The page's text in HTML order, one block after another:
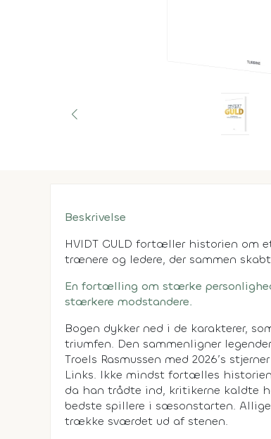
Beskrivelse
HVIDT GULD fortæller historien om
trænere og ledere, der sammen
En fortælling om stærke
stærkere modstandere.
Bogen dykker ned i de karakterer,
triumfen. Den sammenligner
Troels Rasmussen med 2026’s
Links. Ikke mindst fortælles
da han trådte ind, kritikerne kaldte
bedste spillere i sæsonstarten.
trække sværdet ud af stenen.